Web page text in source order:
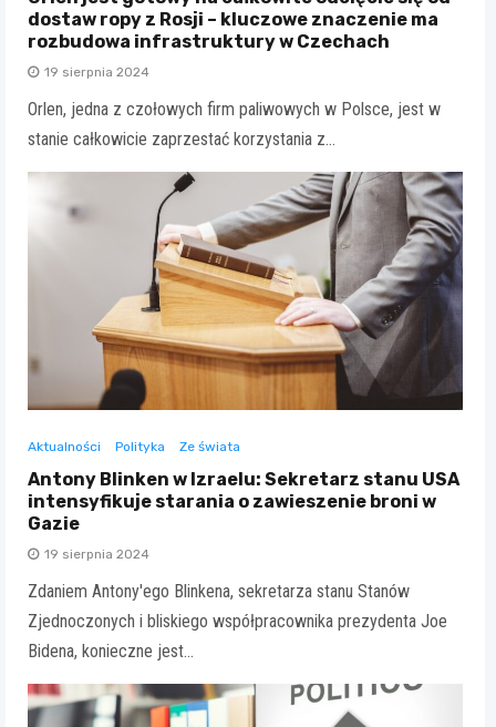
dostaw ropy z Rosji – kluczowe znaczenie ma
rozbudowa infrastruktury w Czechach
19 sierpnia 2024
Orlen, jedna z czołowych firm paliwowych w Polsce, jest w
stanie całkowicie zaprzestać korzystania z…
Aktualności Polityka Ze świata
Antony Blinken w Izraelu: Sekretarz stanu USA
intensyfikuje starania o zawieszenie broni w
Gazie
19 sierpnia 2024
Zdaniem Antony'ego Blinkena, sekretarza stanu Stanów
Zjednoczonych i bliskiego współpracownika prezydenta Joe
Bidena, konieczne jest…